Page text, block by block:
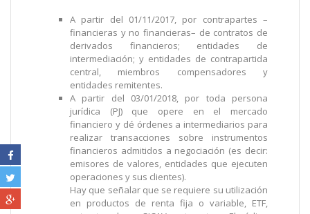
A partir del 01/11/2017, por contrapartes –
financieras y no financieras– de contratos de
derivados financieros; entidades de
intermediación; y entidades de contrapartida
central, miembros compensadores y
entidades remitentes.
A partir del 03/01/2018, por toda persona
jurídica (PJ) que opere en el mercado
financiero y dé órdenes a intermediarios para
realizar transacciones sobre instrumentos
financieros admitidos a negociación (es decir:
emisores de valores, entidades que ejecuten
operaciones y sus clientes).
Hay que señalar que se requiere su utilización
en productos de renta fija o variable, ETF,